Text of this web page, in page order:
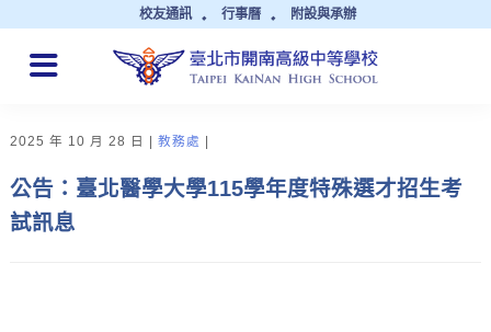
校友通訊 行事曆 附設與承辦
QUICK LINKS
2025 年 10 月 28 日 教務處
公告：臺北醫學大學115學年度特殊選才招生考
試訊息